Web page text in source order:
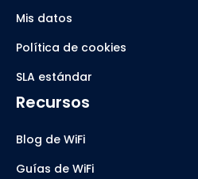
Mis datos
Política de cookies
SLA estándar
Recursos
Blog de WiFi
Guías de WiFi